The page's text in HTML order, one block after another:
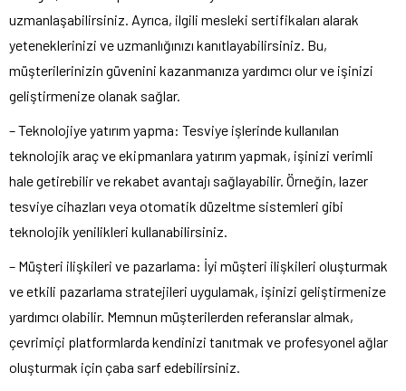
uzmanlaşabilirsiniz. Ayrıca, ilgili mesleki sertifikaları alarak
yeteneklerinizi ve uzmanlığınızı kanıtlayabilirsiniz. Bu,
müşterilerinizin güvenini kazanmanıza yardımcı olur ve işinizi
geliştirmenize olanak sağlar.
– Teknolojiye yatırım yapma: Tesviye işlerinde kullanılan
teknolojik araç ve ekipmanlara yatırım yapmak, işinizi verimli
hale getirebilir ve rekabet avantajı sağlayabilir. Örneğin, lazer
tesviye cihazları veya otomatik düzeltme sistemleri gibi
teknolojik yenilikleri kullanabilirsiniz.
– Müşteri ilişkileri ve pazarlama: İyi müşteri ilişkileri oluşturmak
ve etkili pazarlama stratejileri uygulamak, işinizi geliştirmenize
yardımcı olabilir. Memnun müşterilerden referanslar almak,
çevrimiçi platformlarda kendinizi tanıtmak ve profesyonel ağlar
oluşturmak için çaba sarf edebilirsiniz.